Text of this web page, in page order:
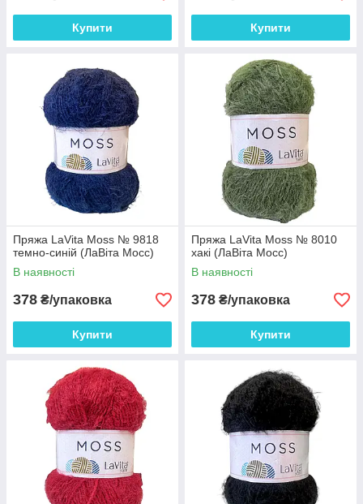
Купити Купити
Пряжа LaVita Moss № 9818
темно-синій (ЛаВіта Мосс)
В наявності
378 ₴/упаковка
Купити
Пряжа LaVita Moss № 8010
хакі (ЛаВіта Мосс)
В наявності
378 ₴/упаковка
Купити